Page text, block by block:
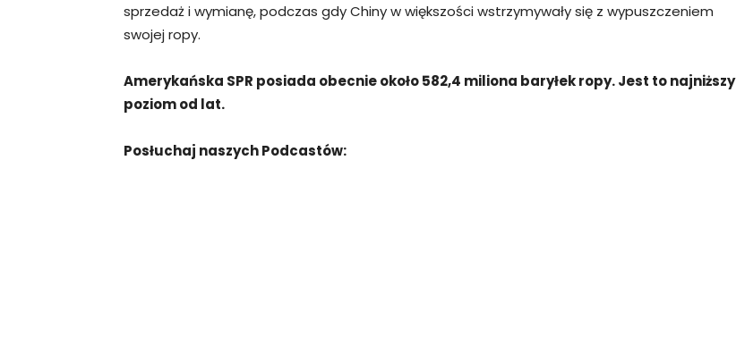
sprzedaż i wymianę, podczas gdy Chiny w większości wstrzymywały się z wypuszczeniem
swojej ropy.
Amerykańska SPR posiada obecnie około 582,4 miliona baryłek ropy. Jest to najniższy
poziom od lat.
Posłuchaj naszych Podcastów: